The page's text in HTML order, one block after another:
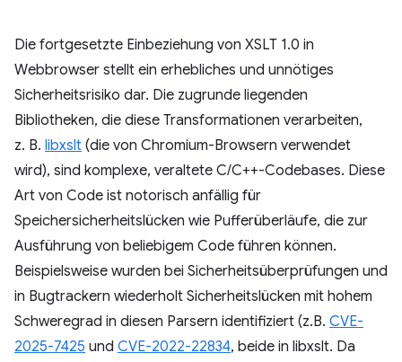
Die fortgesetzte Einbeziehung von XSLT 1.0 in
Webbrowser stellt ein erhebliches und unnötiges
Sicherheitsrisiko dar. Die zugrunde liegenden
Bibliotheken, die diese Transformationen verarbeiten,
z. B. libxslt (die von Chromium-Browsern verwendet
wird), sind komplexe, veraltete C/C++-Codebases. Diese
Art von Code ist notorisch anfällig für
Speichersicherheitslücken wie Pufferüberläufe, die zur
Ausführung von beliebigem Code führen können.
Beispielsweise wurden bei Sicherheitsüberprüfungen und
in Bugtrackern wiederholt Sicherheitslücken mit hohem
Schweregrad in diesen Parsern identifiziert (z.B. CVE-
2025-7425 und CVE-2022-22834, beide in libxslt. Da